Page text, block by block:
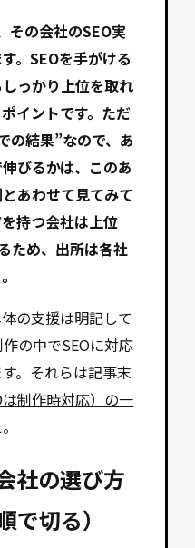
その会社のSEO実
。SEOを手がける
っかり上位を取れ
イントです。ただ
の結果”なので、あ
びるかは、このあ
あわせて見てみて
持つ会社は上位
ため、出所は各社
の支援は明記して
の中でSEOに対応
。それらは記事末
制作時対応）の一
社の選び方
で切る）